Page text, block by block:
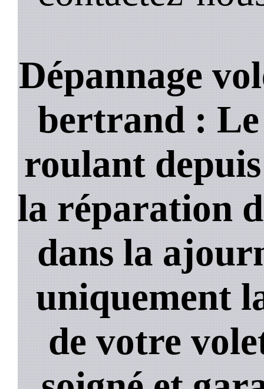
Dépannage
bertrand : Le
roulant
la réparation
dans la
uniquement
de votre